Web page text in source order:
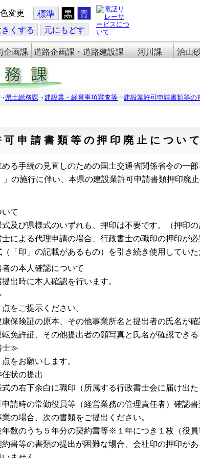
色変更 標準 黒 青
きくする 元にもどす
企画課 道路企画課・道路建設課 河川課 治山
県土総務課 建設業・経営事項審査等 建設業許可申請書類等の
可申請書類等の押印廃止について
る手続の見直しのための国土交通省関係省令の一
の施行に伴い、本県の建設業許可申請書類押印廃
て
び県様式のいずれも、押印は不要です。（押印の
よる代理申請の場合、行政書士の職印の押印が必
印」の記載があるもの）を引き続き使用していた
の本人確認について
時に本人確認を行います。
ご提示ください。
証の原本、その他事業所名と提出者の氏名が確
証、その他提出者の顔写真と氏名が確認できる
≫
お願いします。
の提出
下余白に職印（所属する行政書士会に届け出た
請時の常勤役員等（経営業務の管理責任者）確認書
場合、次の書類をご提出ください。
ち５年分の契約書等※１年につき１枚（役員等
等の書類の提出が困難な場合、会社印の押印があ